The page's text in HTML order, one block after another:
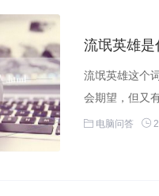
流氓英雄是
流氓英雄这个
会期望，但又
电脑问答